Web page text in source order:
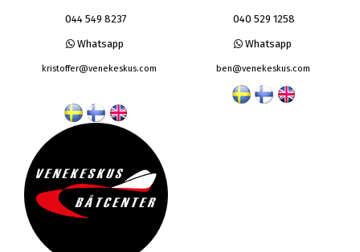
044 549 8237
Whatsapp
kristoffer@venekeskus.com
040 529 1258
Whatsapp
ben@venekeskus.com